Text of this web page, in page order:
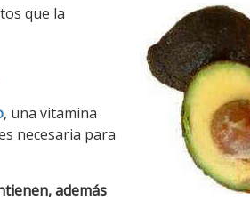
que la
, una vitamina
necesaria para
además